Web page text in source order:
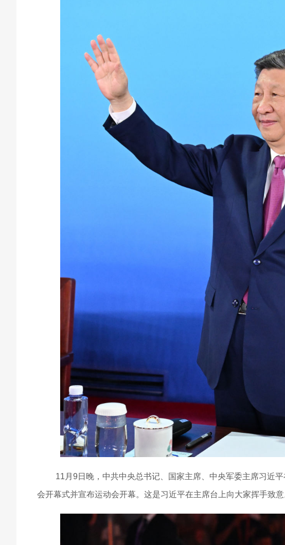
11月9日晚，中共中央总书记、国家主席、中央军委主席习近
会开幕式并宣布运动会开幕。这是习近平在主席台上向大家挥手致意